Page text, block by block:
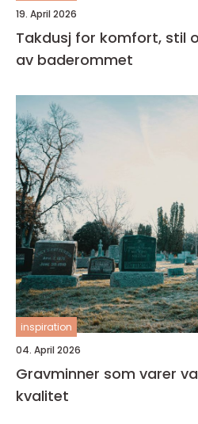
19. April 2026
Takdusj for komfort, stil
av baderommet
inspiration
04. April 2026
Gravminner som varer valg, tilpasning og
kvalitet